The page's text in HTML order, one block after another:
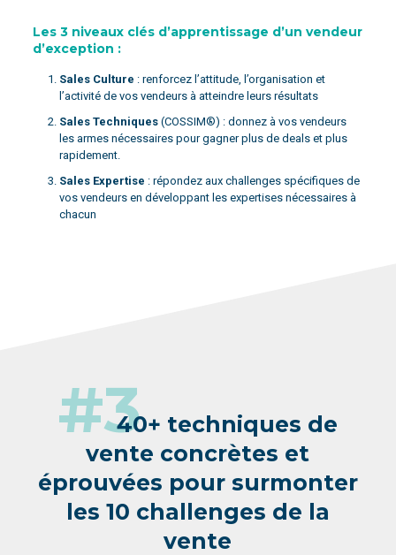
Les 3 niveaux clés d’apprentissage d’un vendeur
d’exception :
Sales Culture : renforcez l’attitude, l’organisation et
l’activité de vos vendeurs à atteindre leurs résultats
Sales Techniques(COSSIM®) : donnez à vos vendeurs
les armes nécessaires pour gagner plus de deals et plus
rapidement.
Sales Expertise : répondez aux challenges spécifiques de
vos vendeurs en développant les expertises nécessaires à
chacun
#340+ techniques de
vente concrètes et
éprouvées pour surmonter
les 10 challenges de la
vente